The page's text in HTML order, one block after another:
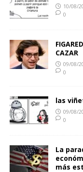
10/08/
0
CAZAR
09/08/
0
las
09/08/
0
La
más